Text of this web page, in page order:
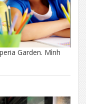
Garden. Mình